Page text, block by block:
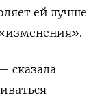
ей лучше
сказала